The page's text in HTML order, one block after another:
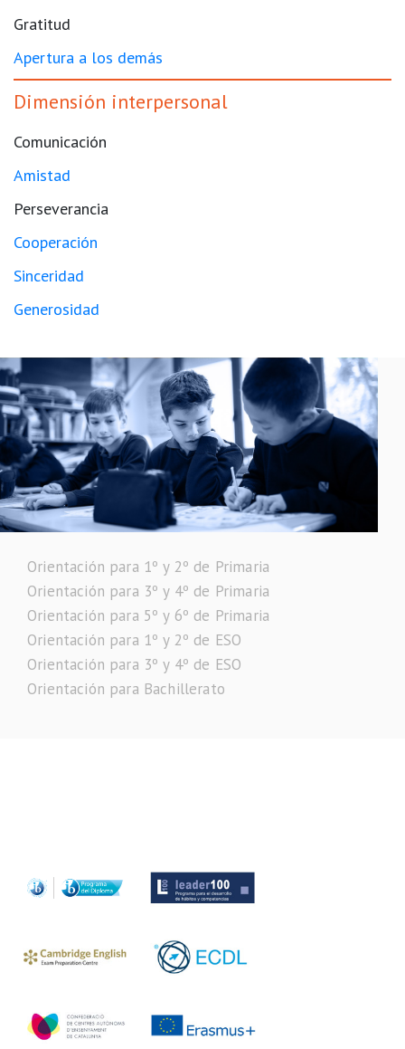
Gratitud
Apertura a los demás
Dimensión interpersonal
Comunicación
Amistad
Perseverancia
Cooperación
Sinceridad
Generosidad
Orientación para 1º y 2º de Primaria
Orientación para 3º y 4º de Primaria
Orientación para 5º y 6º de Primaria
Orientación para 1º y 2º de ESO
Orientación para 3º y 4º de ESO
Orientación para Bachillerato